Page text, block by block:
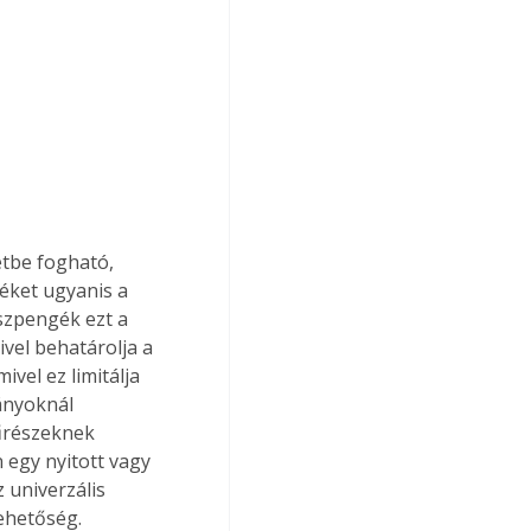
fogható,
ugyanis a
ezt a
behatárolja a
ez limitálja
egy nyitott vagy
univerzális